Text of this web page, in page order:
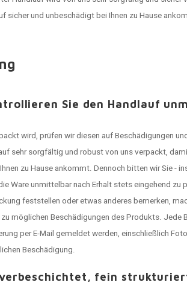
sicher und unbeschädigt bei Ihnen zu Hause
Sie den Handlauf
wird, prüfen wir diesen auf Beschädigungen
sehr sorgfältig und robust von uns verpackt,
zu Hause ankommt. Dennoch bitten wir Sie -
Ware unmittelbar nach Erhalt stets eingehend zu
feststellen oder etwas anderes bemerken,
möglichen Beschädigungen des Produkts. Jede
per E-Mail gemeldet werden, einschließlich
Beschädigung.
fein